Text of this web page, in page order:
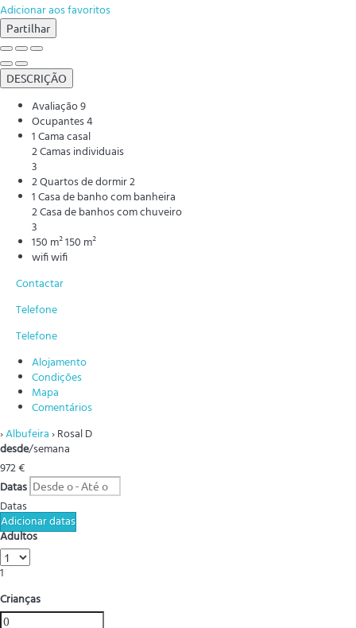
Adicionar aos favoritos
Partilhar
DESCRIÇÃO
Avaliação9
Ocupantes4
1 Cama casal
2 Camas individuais
3
2 Quartos de dormir2
1 Casa de banho com banheira
2 Casa de banhos com chuveiro
3
150 m²150 m²
wifiwifi
Contactar
Telefone
Telefone
Alojamento
Condições
Mapa
Comentários
›Albufeira› Rosal D
desde/semana
972€
Datas
Datas
Adicionar datas
Adultos
1
Crianças